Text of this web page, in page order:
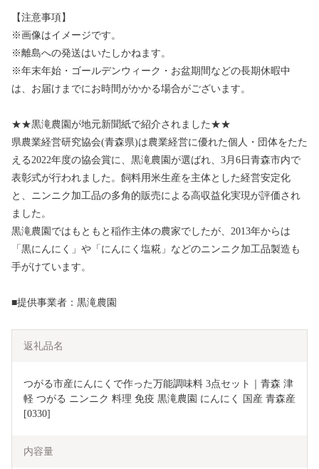
【注意事項】
※画像はイメージです。
※離島への発送はいたしかねます。
※年末年始・ゴールデンウィーク・お盆期間などの長期休暇中
は、お届けまでにお時間がかかる場合がございます。
★★黒滝農園が地元新聞紙で紹介されました★★
県農業経営研究協会(青森県)は農業経営に優れた個人・団体をたた
える2022年度の協会賞に、黒滝農園が選ばれ、3月6日青森市内で
表彰式が行われました。飼料用米生産を主体とした経営安定化
と、ニンニク加工品の多角的販売による高収益化実現が評価され
ました。
黒滝農園ではもともと稲作主体の農家でしたが、2013年からは
「黒にんにく」や「にんにく塩糀」などのニンニク加工品製造も
手がけています。
■提供事業者：黒滝農園
返礼品名
つがる市産にんにくで作った万能調味料 3点セット｜青森 津
軽 つがる ニンニク 料理 免疫 黒滝農園 にんにく 国産 青森産
[0330]
内容量